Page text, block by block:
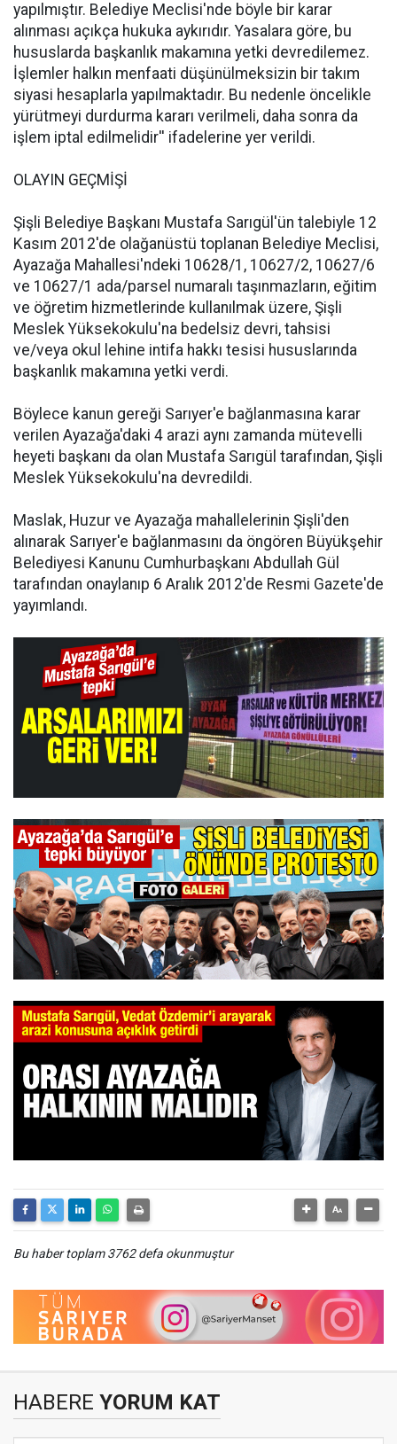
yapılmıştır. Belediye Meclisi'nde böyle bir karar
alınması açıkça hukuka aykırıdır. Yasalara göre, bu
hususlarda başkanlık makamına yetki devredilemez.
İşlemler halkın menfaati düşünülmeksizin bir takım
siyasi hesaplarla yapılmaktadır. Bu nedenle öncelikle
yürütmeyi durdurma kararı verilmeli, daha sonra da
işlem iptal edilmelidir'' ifadelerine yer verildi.
OLAYIN GEÇMİŞİ
Şişli Belediye Başkanı Mustafa Sarıgül'ün talebiyle 12
Kasım 2012'de olağanüstü toplanan Belediye Meclisi,
Ayazağa Mahallesi'ndeki 10628/1, 10627/2, 10627/6
ve 10627/1 ada/parsel numaralı taşınmazların, eğitim
ve öğretim hizmetlerinde kullanılmak üzere, Şişli
Meslek Yüksekokulu'na bedelsiz devri, tahsisi
ve/veya okul lehine intifa hakkı tesisi hususlarında
başkanlık makamına yetki verdi.
Böylece kanun gereği Sarıyer'e bağlanmasına karar
verilen Ayazağa'daki 4 arazi aynı zamanda mütevelli
heyeti başkanı da olan Mustafa Sarıgül tarafından, Şişli
Meslek Yüksekokulu'na devredildi.
Maslak, Huzur ve Ayazağa mahallelerinin Şişli'den
alınarak Sarıyer'e bağlanmasını da öngören Büyükşehir
Belediyesi Kanunu Cumhurbaşkanı Abdullah Gül
tarafından onaylanıp 6 Aralık 2012'de Resmi Gazete'de
yayımlandı.
Bu haber toplam 3762 defa okunmuştur
HABERE YORUM KAT